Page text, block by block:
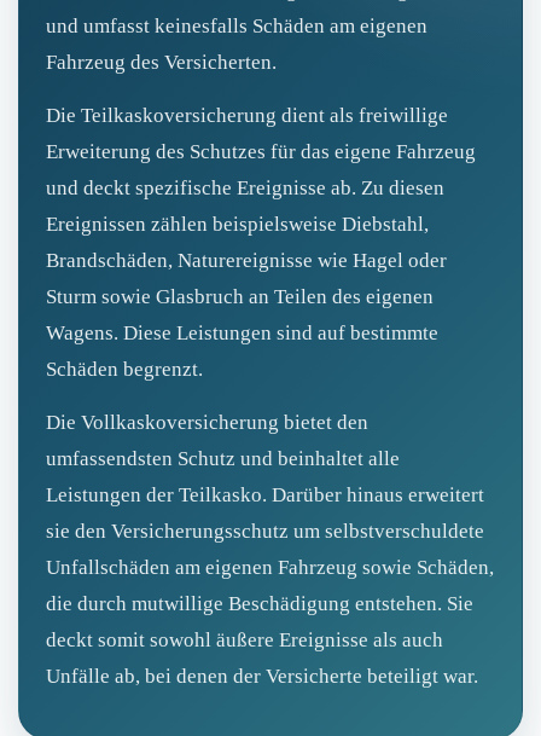
und umfasst keinesfalls Schäden am eigenen
Fahrzeug des Versicherten.
Die Teilkaskoversicherung dient als freiwillige
Erweiterung des Schutzes für das eigene Fahrzeug
und deckt spezifische Ereignisse ab. Zu diesen
Ereignissen zählen beispielsweise Diebstahl,
Brandschäden, Naturereignisse wie Hagel oder
Sturm sowie Glasbruch an Teilen des eigenen
Wagens. Diese Leistungen sind auf bestimmte
Schäden begrenzt.
Die Vollkaskoversicherung bietet den
umfassendsten Schutz und beinhaltet alle
Leistungen der Teilkasko. Darüber hinaus erweitert
sie den Versicherungsschutz um selbstverschuldete
Unfallschäden am eigenen Fahrzeug sowie Schäden,
die durch mutwillige Beschädigung entstehen. Sie
deckt somit sowohl äußere Ereignisse als auch
Unfälle ab, bei denen der Versicherte beteiligt war.